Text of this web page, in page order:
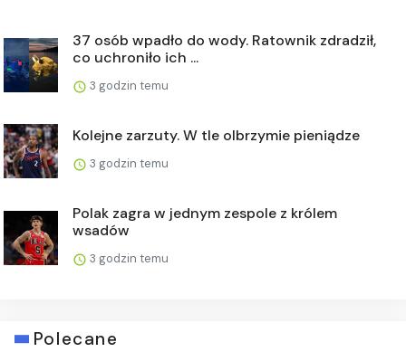
37 osób wpadło do wody. Ratownik zdradził,
co uchroniło ich ...
3 godzin temu
Kolejne zarzuty. W tle olbrzymie pieniądze
3 godzin temu
Polak zagra w jednym zespole z królem
wsadów
3 godzin temu
Polecane